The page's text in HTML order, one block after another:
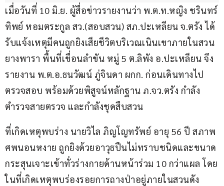
เมื่อวันที่ 10 มิ.ย. ผู้สื่อข่าวรายงานว่า พ.ต.ท.หญิง ชรินทร์
ทิพย์ หอมตระกูล สว.(สอบสวน) สภ.ปะเหลียน จ.ตรัง ได้
รับแจ้งเหตุมีคนถูกยิงเสียชีวิตบริเวณเนินเขาภายในสวน
ยางพารา พื้นที่เขื่อนลำขัน หมู่ 5 ต.ลิพัง อ.ปะเหลียน จึง
รายงาน พ.ต.อ.ธนวัฒน์ ภู่จินดา ผกก. ก่อนเดินทางไป
ตรวจสอบ พร้อมด้วยพิสูจน์หลักฐาน ภ.จว.ตรัง กำลัง
ตำรวจสายตรวจ และกำลังชุดสืบสวน
ที่เกิดเหตุพบร่าง นายวิไล ภิญโญทรัพย์ อายุ 56 ปี สภาพ
ศพนอนหงาย ถูกยิงด้วยอาวุธปืนไม่ทราบชนิดและขนาด
กระสุนเจาะเข้าทั่วร่างกายด้านหน้าร่วม 10 กว่าแผล โดย
ในที่เกิดเหตุพบร่องรอยการถางป่าอยู่ภายในสวนดัง